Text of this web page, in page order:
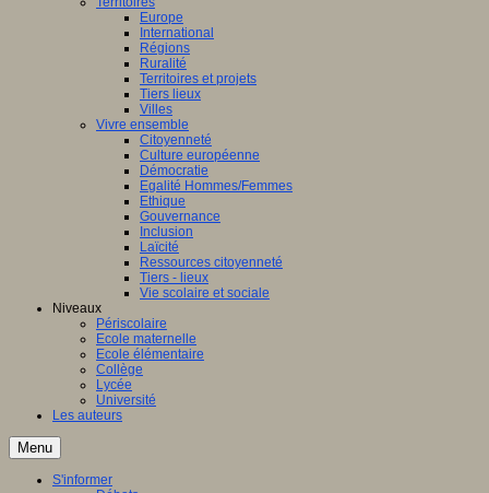
Europe
International
Régions
Ruralité
Territoires et projets
Tiers lieux
Villes
Vivre ensemble
Citoyenneté
Culture européenne
Démocratie
Egalité Hommes/Femmes
Ethique
Gouvernance
Inclusion
Laïcité
Ressources citoyenneté
Tiers - lieux
Vie scolaire et sociale
Niveaux
Périscolaire
Ecole maternelle
Ecole élémentaire
Collège
Lycée
Université
Les auteurs
Menu
S'informer